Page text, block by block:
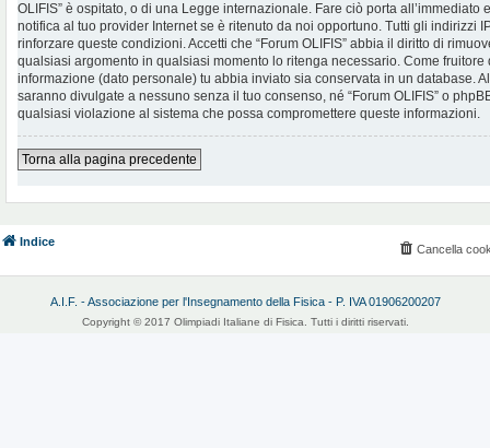
OLIFIS” è ospitato, o di una Legge internazionale. Fare ciò porta
notifica al tuo provider Internet se è ritenuto da noi opportuno. Tutti gli indirizzi
rinforzare queste condizioni. Accetti che “Forum OLIFIS” abbia il diritto di
qualsiasi argomento in qualsiasi momento lo ritenga necessario. Come
informazione (dato personale) tu abbia inviato sia conservata in un database.
saranno divulgate a nessuno senza il tuo consenso, né “Forum OLIFIS” o
qualsiasi violazione al sistema che possa compromettere queste informazioni.
Torna alla pagina precedente
Indice
Cancella
A.I.F. - Associazione per l'Insegnamento della Fisica - P. IVA 01906200207
Copyright © 2017 Olimpiadi Italiane di Fisica. Tutti i diritti riservati.